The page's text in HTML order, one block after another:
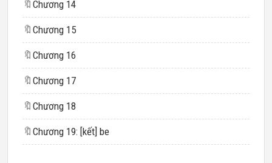
🔖 Chương 14
🔖 Chương 15
🔖 Chương 16
🔖 Chương 17
🔖 Chương 18
🔖 Chương 19: [kết] be